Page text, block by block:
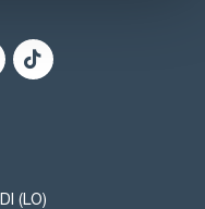
(LO)